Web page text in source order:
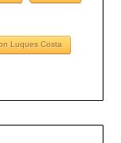
Luques Costa